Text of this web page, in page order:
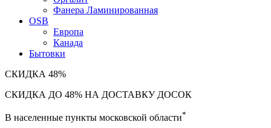
Фанера Ламинированная
OSB
Европа
Канада
Бытовки
СКИДКА 48%
СКИДКА ДО 48% НА ДОСТАВКУ ДОСОК
В населенные пункты московской области*